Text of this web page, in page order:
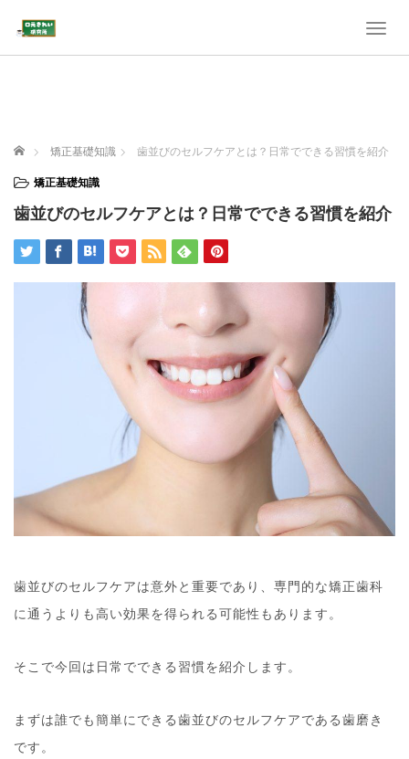
T
a
g
o
ホーム 矯正基礎知識 歯並びのセルフケアとは？日常でできる習慣を紹介
矯正基礎知識
歯並びのセルフケアとは？日常でできる習慣を紹介
歯並びのセルフケアは意外と重要であり、専門的な矯正歯科
に通うよりも高い効果を得られる可能性もあります。
そこで今回は日常でできる習慣を紹介します。
まずは誰でも簡単にできる歯並びのセルフケアである歯磨き
です。